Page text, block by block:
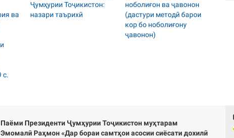
Паёми Президенти Ҷумҳурии Тоҷикистон муҳтарам
Эмомалӣ Раҳмон «Дар бораи самтҳои асосии сиёсати дохилӣ